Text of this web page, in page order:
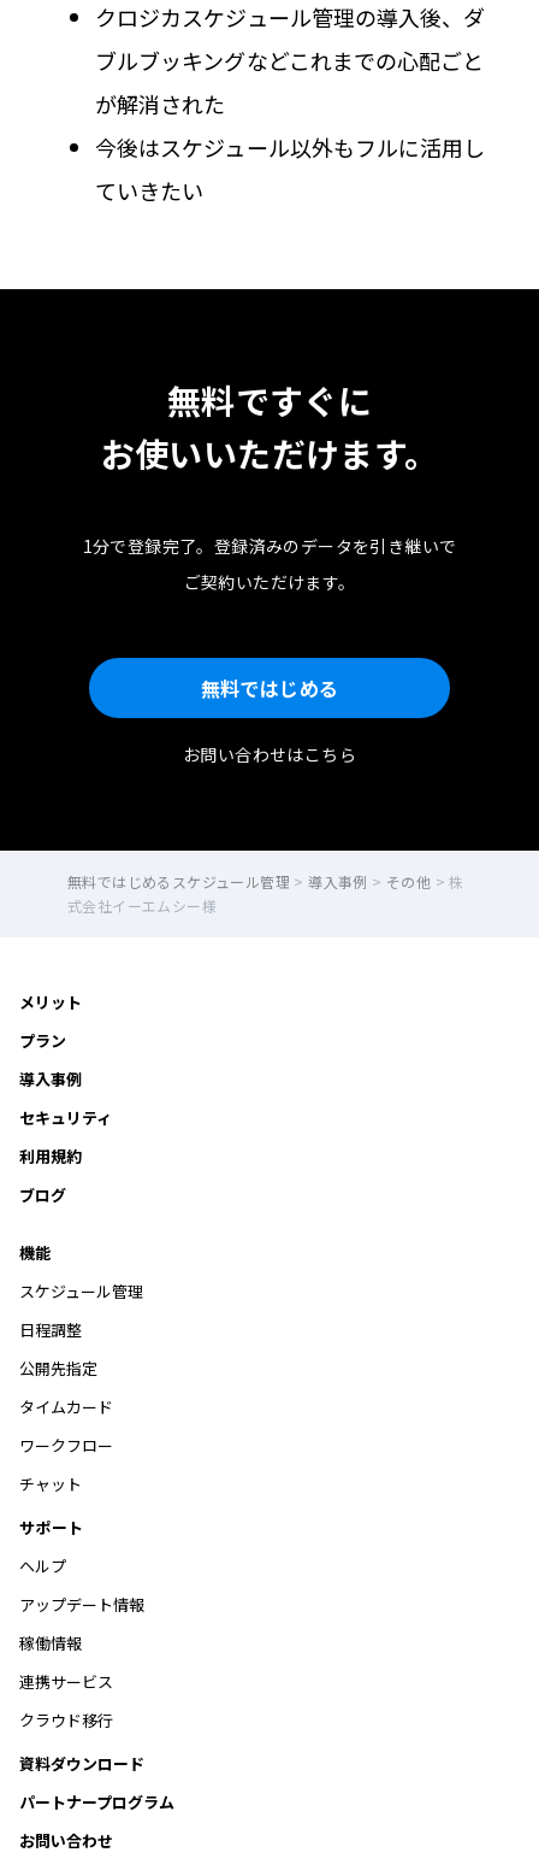
クロジカスケジュール管理の導入後、ダ
ブルブッキングなどこれまでの心配ごと
が解消された
今後はスケジュール以外もフルに活用し
ていきたい
無料ですぐに
お使いいただけます。
1分で登録完了。 登録済みのデータを引き継いで
ご契約いただけます。
無料ではじめる
お問い合わせはこちら
無料ではじめるスケジュール管理 >導入事例 > その他 >株
式会社イーエムシー様
メリット
プラン
導入事例
セキュリティ
利用規約
ブログ
機能
スケジュール管理
日程調整
公開先指定
タイムカード
ワークフロー
チャット
サポート
ヘルプ
アップデート情報
稼働情報
連携サービス
クラウド移行
資料ダウンロード
パートナープログラム
お問い合わせ